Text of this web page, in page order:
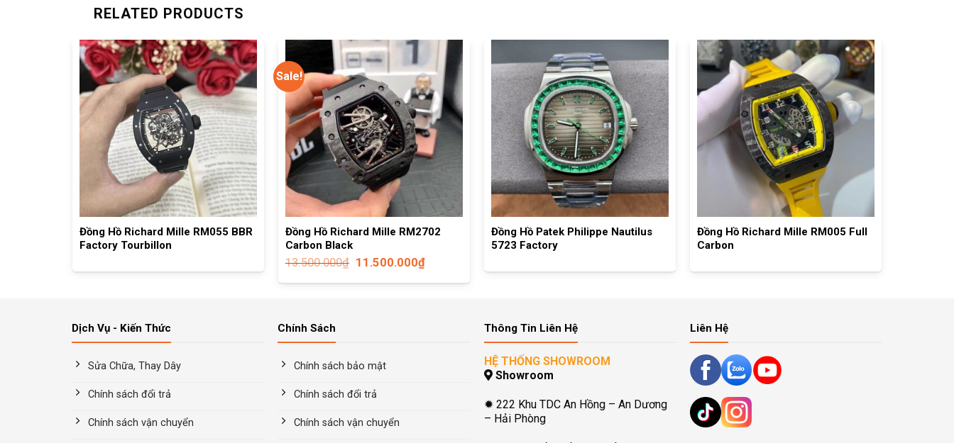
RELATED PRODUCTS
Đồng Hồ Richard Mille RM055 BBR
Factory Tourbillon
Sale!
Đồng Hồ Richard Mille RM2702
Carbon Black
13.500.000₫ 11.500.000₫
Đồng Hồ Patek Philippe Nautilus
5723 Factory
Đồng Hồ Richard Mille RM005 Full
Carbon
Dịch Vụ - Kiến Thức
Sửa Chữa, Thay Dây
Chính sách đổi trả
Chính sách vận chuyển
Chính Sách
Chính sách bảo mật
Chính sách đổi trả
Chính sách vận chuyển
Thông Tin Liên Hệ
HỆ THỐNG SHOWROOM
Showroom
✹ 222 Khu TDC An Hồng – An Dương
– Hải Phòng
Liên Hệ